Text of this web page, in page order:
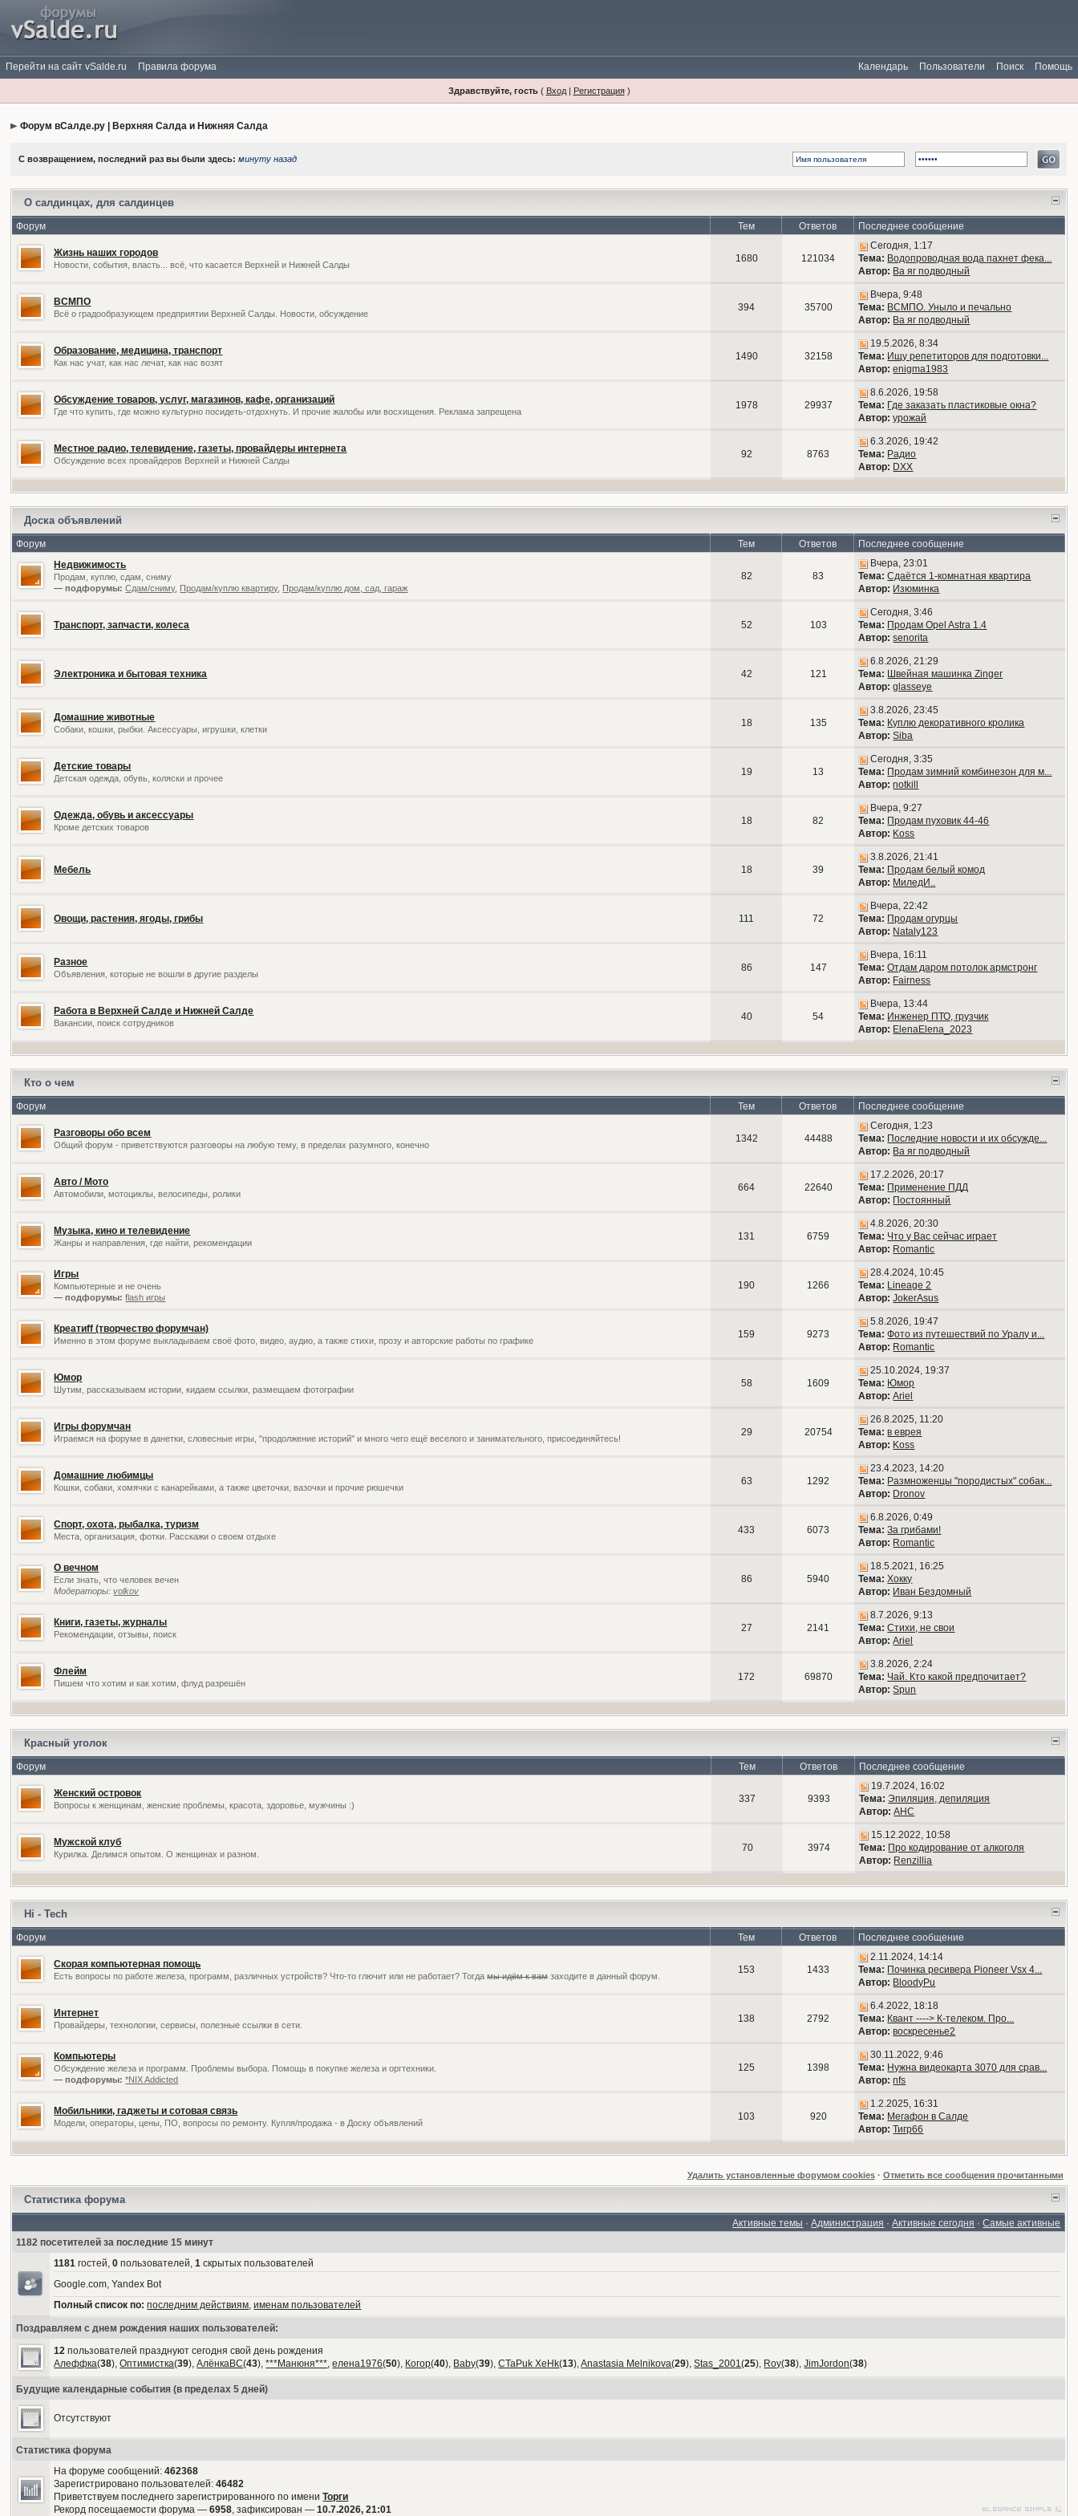
Перейти на сайт vSalde.ru Правила форума Помощь
Поиск
Пользователи
Календарь
Здравствуйте, гость( Вход| Регистрация)
Форум вСалде.ру | Верхняя Салда и Нижняя Салда
С возвращением, последний раз вы были здесь:минуту назад
О салдинцах, для салдинцев
Форум Тем Ответов Последнее сообщение
Жизнь наших городов
Новости, события, власть... всё, что касается Верхней и Нижней Салды
1680 121034
Сегодня, 1:17
Тема: Водопроводная вода пахнет фека...
Автор: Ва яг подводный
ВСМПО
Всё о градообразующем предприятии Верхней Салды. Новости, обсуждение
394 35700
Вчера, 9:48
Тема: ВСМПО. Уныло и печально
Автор: Ва яг подводный
Образование, медицина, транспорт
Как нас учат, как нас лечат, как нас возят
1490 32158
19.5.2026, 8:34
Тема: Ищу репетиторов для подготовки...
Автор: enigma1983
Обсуждение товаров, услуг, магазинов, кафе, организаций
Где что купить, где можно культурно посидеть-отдохнуть. И прочие жалобы или восхищения. Реклама запрещена
1978 29937
8.6.2026, 19:58
Тема: Где заказать пластиковые окна?
Автор: урожай
Местное радио, телевидение, газеты, провайдеры интернета
Обсуждение всех провайдеров Верхней и Нижней Салды
92 8763
6.3.2026, 19:42
Тема: Радио
Автор: DXX
Доска объявлений
Форум Тем Ответов
Последнее сообщение
Недвижимость
Продам, куплю, сдам, сниму
— подфорумы: Сдам/сниму, Продам/куплю квартиру, Продам/куплю дом, сад, гараж
82 83
Вчера, 23:01
Тема: Сдаётся 1-комнатная квартира
Автор: Изюминка
Транспорт, запчасти, колеса 52 103
Сегодня, 3:46
Тема: Продам Opel Astra 1.4
Автор: senorita
Электроника и бытовая техника 42 121
6.8.2026, 21:29
Тема: Швейная машинка Zinger
Автор: glasseye
Домашние животные
Собаки, кошки, рыбки. Аксессуары, игрушки, клетки
18 135
3.8.2026, 23:45
Тема: Куплю декоративного кролика
Автор: Siba
Детские товары
Детская одежда, обувь, коляски и прочее
19 13
Сегодня, 3:35
Тема: Продам зимний комбинезон для м...
Автор: notkill
Одежда, обувь и аксессуары
Кроме детских товаров
18 82
Вчера, 9:27
Тема: Продам пуховик 44-46
Автор: Koss
Мебель 18 39
3.8.2026, 21:41
Тема: Продам белый комод
Автор: МиледИ..
Овощи, растения, ягоды, грибы 111 72
Вчера, 22:42
Тема: Продам огурцы
Автор: Nataly123
Разное
Объявления, которые не вошли в другие разделы
86 147
Вчера, 16:11
Тема: Отдам даром потолок армстронг
Автор: Fairness
Работа в Верхней Салде и Нижней Салде
Вакансии, поиск сотрудников
40 54
Вчера, 13:44
Тема: Инженер ПТО, грузчик
Автор: ElenaElena_2023
Кто о чем
Форум Тем Ответов Последнее сообщение
Разговоры обо всем
Общий форум - приветствуются разговоры на любую тему, в пределах разумного, конечно
1342 44488
Сегодня, 1:23
Тема: Последние новости и их обсужде...
Автор: Ва яг подводный
Авто / Мото
Автомобили, мотоциклы, велосипеды, ролики
664 22640
17.2.2026, 20:17
Тема: Применение ПДД
Автор: Постоянный
Музыка, кино и телевидение
Жанры и направления, где найти, рекомендации
131 6759
4.8.2026, 20:30
Тема: Что у Вас сейчас играет
Автор: Romantic
Игры
Компьютерные и не очень
— подфорумы: flash игры
190 1266
28.4.2024, 10:45
Тема: Lineage 2
Автор: JokerAsus
Креатиff (творчество форумчан)
Именно в этом форуме выкладываем своё фото, видео, аудио, а также стихи, прозу и авторские работы по графике
159 9273
5.8.2026, 19:47
Тема: Фото из путешествий по Уралу и...
Автор: Romantic
Юмор
Шутим, рассказываем истории, кидаем ссылки, размещаем фотографии
58 1609
25.10.2024, 19:37
Тема: Юмор
Автор: Ariel
Игры форумчан
Играемся на форуме в данетки, словесные игры, "продолжение историй" и много чего ещё веселого и занимательного, присоединяйтесь!
29 20754
26.8.2025, 11:20
Тема: в еврея
Автор: Koss
Домашние любимцы
Кошки, собаки, хомячки с канарейками, а также цветочки, вазочки и прочие рюшечки
63 1292
23.4.2023, 14:20
Тема: Размноженцы "породистых" собак...
Автор: Dronov
Спорт, охота, рыбалка, туризм
Места, организация, фотки. Расскажи о своем отдыхе
433 6073
6.8.2026, 0:49
Тема: За грибами!
Автор: Romantic
О вечном
Если знать, что человек вечен
Модераторы:volkov
86 5940
18.5.2021, 16:25
Тема: Хокку
Автор: Иван Бездомный
Книги, газеты, журналы
Рекомендации, отзывы, поиск
27 2141
8.7.2026, 9:13
Тема: Стихи, не свои
Автор: Ariel
Флейм
Пишем что хотим и как хотим, флуд разрешён
172 69870
3.8.2026, 2:24
Тема: Чай. Кто какой предпочитает?
Автор: Spun
Красный уголок
Форум Тем Ответов Последнее сообщение
Женский островок
Вопросы к женщинам, женские проблемы, красота, здоровье, мужчины :)
337 9393
19.7.2024, 16:02
Тема: Эпиляция, депиляция
Автор: АНС
Мужской клуб
Курилка. Делимся опытом. О женщинах и разном.
70 3974
15.12.2022, 10:58
Тема: Про кодирование от алкоголя
Автор: Renzillia
Hi - Tech
Форум Тем Ответов Последнее сообщение
Скорая компьютерная помощь
Есть вопросы по работе железа, программ, различных устройств? Что-то глючит или не работает? Тогдамы идём к вамзаходите в данный форум.
153 1433
2.11.2024, 14:14
Тема: Починка ресивера Pioneer Vsx 4...
Автор: BloodyPu
Интернет
Провайдеры, технологии, сервисы, полезные ссылки в сети.
138 2792
6.4.2022, 18:18
Тема: Квант ----> К-телеком. Про...
Автор: воскресенье2
Компьютеры
Обсуждение железа и программ. Проблемы выбора. Помощь в покупке железа и оргтехники.
— подфорумы: *NIX Addicted
125 1398
30.11.2022, 9:46
Тема: Нужна видеокарта 3070 для срав...
Автор: nfs
Мобильники, гаджеты и сотовая связь
Модели, операторы, цены, ПО, вопросы по ремонту. Купля/продажа - в Доску объявлений
103 920
1.2.2025, 16:31
Тема: Мегафон в Салде
Автор: Тигр66
Удалить установленные форумом cookies· Отметить все сообщения прочитанными
Статистика форума
Активные темы ·Администрация ·Активные сегодня ·Самые активные
1182 посетителей за последние 15 минут
1181 гостей,0 пользователей,1 скрытых пользователей
Google.com, Yandex Bot
Полный список по: последним действиям,именам пользователей
Поздравляем с днем рождения наших пользователей:
12 пользователей празднуют сегодня свой день рождения
Алеффка(38),Оптимистка(39),АлёнкаВС(43),***Манюня***,елена1976(50), Когор(40), Baby(39),CTaPuk XeHk(13),Anastasia Melnikova(29),Stas_2001(25), Roy(38),JimJordon(38)
Будущие календарные события (в пределах 5 дней)
Отсутствуют
Статистика форума
На форуме сообщений:462368
Зарегистрировано пользователей:46482
Приветствуем последнего зарегистрированного по имениТорги
Рекорд посещаемости форума —6958, зафиксирован —10.7.2026, 21:01